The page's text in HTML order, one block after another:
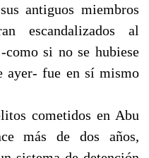
antiguos miembros
escandalizados al
si no se hubiese
ayer- fue en sí mismo
cometidos en Abu
más de dos años,